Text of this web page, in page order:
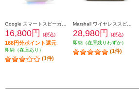
16,800円 (税込)
168円分ポイント還元
即納（在庫あり）
(1件)
28,980円
(税込)
即納（在庫残りわずか）
(1件)